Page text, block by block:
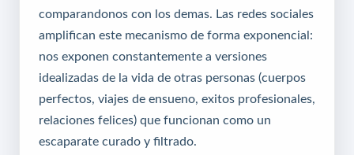
comparandonos con los demas. Las redes sociales
amplifican este mecanismo de forma exponencial:
nos exponen constantemente a versiones
idealizadas de la vida de otras personas (cuerpos
perfectos, viajes de ensueno, exitos profesionales,
relaciones felices) que funcionan como un
escaparate curado y filtrado.